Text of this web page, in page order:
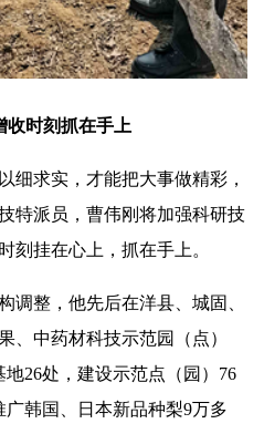
收时刻抓在手上
细求实，才能把大事做精彩，
特派员，曹伟刚将加强科研技
刻挂在心上，抓在手上。
调整，他先后在洋县、城固、
、中药材科技示范园（点）
26处，建设示范点（园）76
韩国、日本新品种梨9万多